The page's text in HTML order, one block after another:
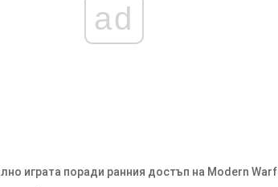
ad
играта поради ранния достъп на Modern